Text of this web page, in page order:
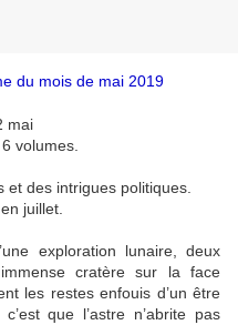
du mois de mai 2019
mai
volumes.
des intrigues politiques.
juillet.
exploration lunaire, deux
cratère sur la face
les restes enfouis d’un être
que l’astre n’abrite pas